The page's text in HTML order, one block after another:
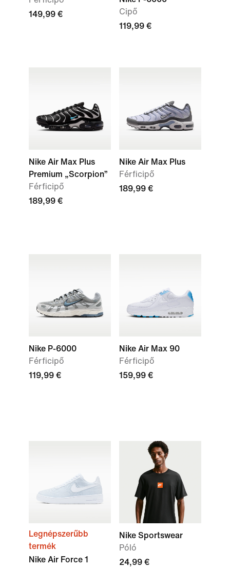
149,99 €
Cipő
119,99 €
Nike Air Max Plus
Premium „Scorpion”
Férficipő
189,99 €
Nike Air Max Plus
Férficipő
189,99 €
Nike P-6000
Férficipő
119,99 €
Nike Air Max 90
Férficipő
159,99 €
Legnépszerűbb
termék
Nike Air Force 1
Nike Sportswear
Póló
24,99 €